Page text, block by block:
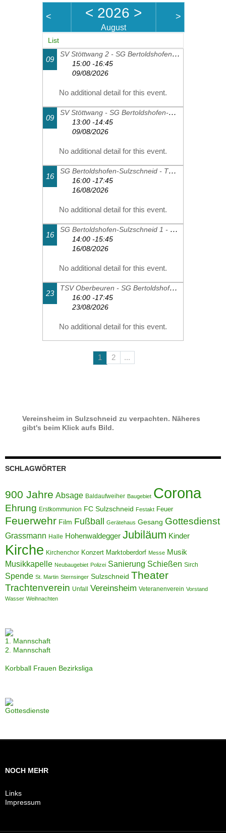
< < 2026 >
August
>
List
09
SV Stöttwang 2 - SG Bertoldshofen-Sulzschneid 2
15:00 -16:45
09/08/2026
No additional detail for this event.
09
SV Stöttwang - SG Bertoldshofen-Sulzschneid 1
13:00 -14:45
09/08/2026
No additional detail for this event.
16
SG Bertoldshofen-Sulzschneid - TSV Schwangau 2
16:00 -17:45
16/08/2026
No additional detail for this event.
16
SG Bertoldshofen-Sulzschneid 1 - FC Thalhofen 2
14:00 -15:45
16/08/2026
No additional detail for this event.
23
TSV Oberbeuren - SG Bertoldshofen-Sulzschneid 1
16:00 -17:45
23/08/2026
No additional detail for this event.
1 2 ...
Vereinsheim in Sulzschneid zu verpachten. Näheres
gibt's beim Klick aufs Bild.
SCHLAGWÖRTER
900 Jahre Absage Baldaufweiher Baugebiet Corona
Ehrung Erstkommunion FC Sulzschneid Festakt Feuer
Feuerwehr Film Fußball Gerätehaus Gesang Gottesdienst
Grassmann Halle Hohenwaldegger Jubiläum Kinder
Kirche Kirchenchor Konzert Marktoberdorf Messe Musik
Musikkapelle Neubaugebiet Polizei Sanierung Schießen Sirch
Spende St. Martin Sternsinger Sulzschneid Theater
Trachtenverein Unfall Vereinsheim Veteranenverein Vorstand
Wasser Weihnachten
1. Mannschaft
2. Mannschaft
Korbball Frauen Bezirksliga
Gottesdienste
NOCH MEHR
Links
Impressum